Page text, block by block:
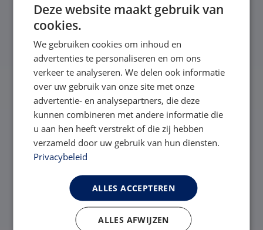
Achternaam *
Achternaam
E-mailadres *
Deze website maakt gebruik van
cookies.
We gebruiken cookies om inhoud en
advertenties te personaliseren en om ons
verkeer te analyseren. We delen ook informatie
over uw gebruik van onze site met onze
advertentie- en analysepartners, die deze
kunnen combineren met andere informatie die
u aan hen heeft verstrekt of die zij hebben
verzameld door uw gebruik van hun diensten.
Privacybeleid
ALLES ACCEPTEREN
ALLES AFWIJZEN